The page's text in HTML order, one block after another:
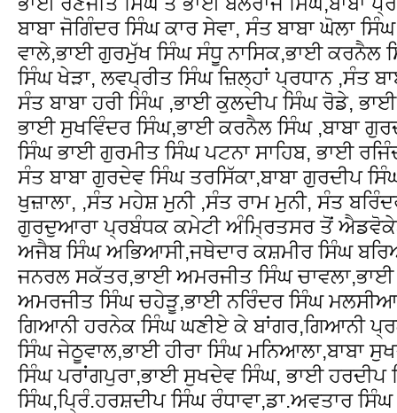
ਬਾਬਾ ਜੋਗਿੰਦਰ ਸਿੰਘ ਕਾਰ ਸੇਵਾ, ਸੰਤ ਬਾਬਾ ਘੋਲਾ
ਵਾਲੇ,ਭਾਈ ਗੁਰਮੁੱਖ ਸਿੰਘ ਸੰਧੂ ਨਾਸਿਕ,ਭਾਈ ਕਰਨੈਲ
ਸਿੰਘ ਖੇੜਾ, ਲਵਪ੍ਰੀਤ ਸਿੰਘ ਜ਼ਿਲ੍ਹਾਂ ਪ੍ਰਧਾਨ ,ਸੰਤ
ਸੰਤ ਬਾਬਾ ਹਰੀ ਸਿੰਘ ,ਭਾਈ ਕੁਲਦੀਪ ਸਿੰਘ ਰੋਡੇ,
ਭਾਈ ਸੁਖਵਿੰਦਰ ਸਿੰਘ,ਭਾਈ ਕਰਨੈਲ ਸਿੰਘ ,ਬਾਬਾ
ਸਿੰਘ ਭਾਈ ਗੁਰਮੀਤ ਸਿੰਘ ਪਟਨਾ ਸਾਹਿਬ, ਭਾਈ
ਸੰਤ ਬਾਬਾ ਗੁਰਦੇਵ ਸਿੰਘ ਤਰਸਿੱਕਾ,ਬਾਬਾ ਗੁਰਦੀਪ
ਖੁਜ਼ਾਲਾ, ,ਸੰਤ ਮਹੇਸ਼ ਮੁਨੀ ,ਸੰਤ ਰਾਮ ਮੁਨੀ, ਸੰਤ
ਗੁਰਦੁਆਰਾ ਪ੍ਰਬੰਧਕ ਕਮੇਟੀ ਅੰਮ੍ਰਿਤਸਰ ਤੋਂ
ਅਜੈਬ ਸਿੰਘ ਅਭਿਆਸੀ,ਜਥੇਦਾਰ ਕਸ਼ਮੀਰ ਸਿੰਘ
ਜਨਰਲ ਸਕੱਤਰ,ਭਾਈ ਅਮਰਜੀਤ ਸਿੰਘ
ਅਮਰਜੀਤ ਸਿੰਘ ਚਹੇੜੂ,ਭਾਈ ਨਰਿੰਦਰ ਸਿੰਘ
ਗਿਆਨੀ ਹਰਨੇਕ ਸਿੰਘ ਘਣੀਏ ਕੇ ਬਾਂਗਰ,ਗਿਆਨੀ
ਸਿੰਘ ਜੇਠੂਵਾਲ,ਭਾਈ ਹੀਰਾ ਸਿੰਘ ਮਨਿਆਲਾ,ਬਾਬਾ
ਸਿੰਘ ਪਰਾਂਗਪੁਰਾ,ਭਾਈ ਸੁਖਦੇਵ ਸਿੰਘ, ਭਾਈ ਹਰਦੀਪ
ਸਿੰਘ,ਪ੍ਰਿੰ.ਹਰਸ਼ਦੀਪ ਸਿੰਘ ਰੰਧਾਵਾ,ਡਾ.ਅਵਤਾਰ